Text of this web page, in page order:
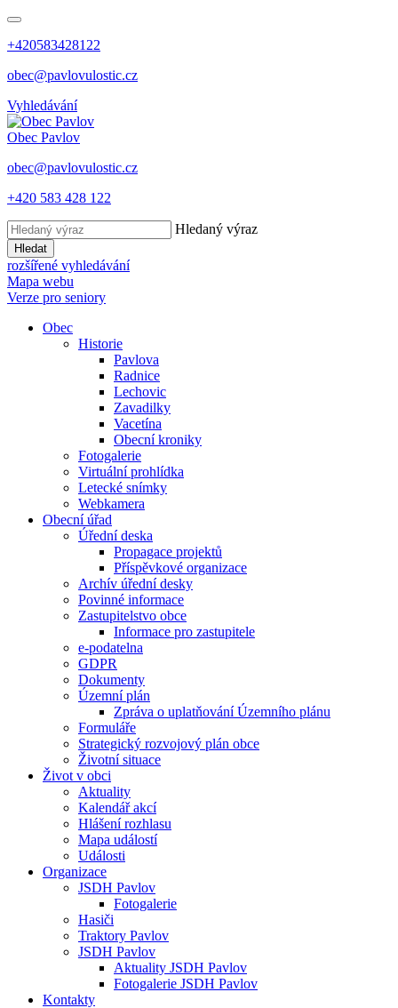
+420583428122
obec@pavlovulostic.cz
Vyhledávání
Obec Pavlov
obec@pavlovulostic.cz
+420 583 428 122
Hledaný výraz
Hledat
rozšířené vyhledávání
Mapa webu
Verze pro seniory
Obec
Historie
Pavlova
Radnice
Lechovic
Zavadilky
Vacetína
Obecní kroniky
Fotogalerie
Virtuální prohlídka
Letecké snímky
Webkamera
Obecní úřad
Úřední deska
Propagace projektů
Příspěvkové organizace
Archív úřední desky
Povinné informace
Zastupitelstvo obce
Informace pro zastupitele
e-podatelna
GDPR
Dokumenty
Územní plán
Zpráva o uplatňování Územního plánu
Formuláře
Strategický rozvojový plán obce
Životní situace
Život v obci
Aktuality
Kalendář akcí
Hlášení rozhlasu
Mapa událostí
Události
Organizace
JSDH Pavlov
Fotogalerie
Hasiči
Traktory Pavlov
JSDH Pavlov
Aktuality JSDH Pavlov
Fotogalerie JSDH Pavlov
Kontakty